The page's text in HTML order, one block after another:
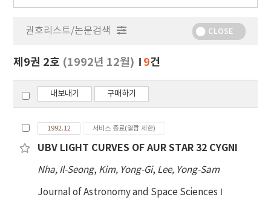
행
보
기
권호리스트/논문검색 CLOSE
제9권 2호 (1992년 12월) 9건
내보내기 구매하기
1992.12 서비스 종료(열람 제한)
UBV LIGHT CURVES OF AUR STAR 32 CYGNI
Nha, Il-Seong, Kim, Yong-Gi, Lee, Yong-Sam
Journal of Astronomy and Space Sciences